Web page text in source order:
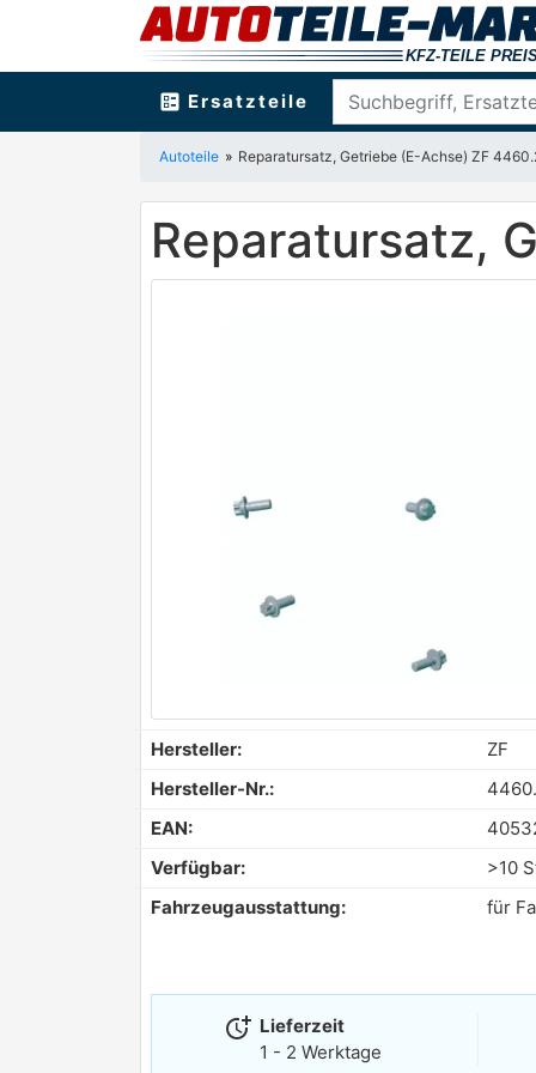
ballot Ersatzteile
Autoteile Reparatursatz, Getriebe (E-Achse) ZF
Reparatursatz,
Hersteller: ZF
Hersteller-Nr.:
EAN:
Verfügbar:
>10
Fahrzeugausstattung:
für
more_time Lieferzeit
1 - 2 Werktage